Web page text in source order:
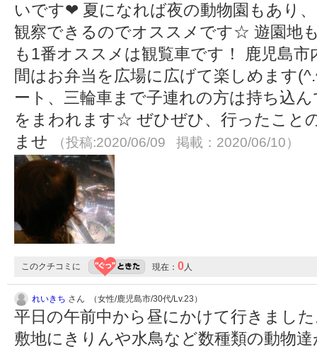
いです❤︎ 夏になれば夜の動物園もあり
観察できるのでオススメです☆ 遊園地
も1番オススメは観覧車です！ 鹿児島
間はお弁当を広場に広げて楽しめます
ート、三輪車まで子連れの方は持ち込
をまわれます☆ ぜひぜひ、行ったこと
ませ
（投稿:2020/06/09 掲載：2020/06/10）
このクチコミに 現在： 0人
れいきち さん （女性/鹿児島市/30代/Lv.23）
平日の午前中から昼にかけて行きまし
敷地にきりんや水鳥など数種類の動物